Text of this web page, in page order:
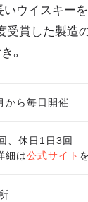
いウイスキー
受賞した製造
。
から毎日開催
、休日1日3回
細は公式サイト